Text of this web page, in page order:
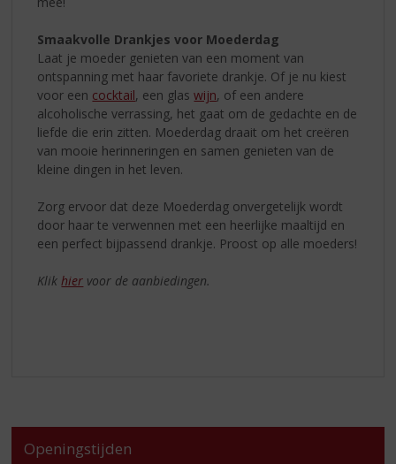
Smaakvolle Drankjes voor Moederdag
Laat je moeder genieten van een moment van
ontspanning met haar favoriete drankje. Of je nu kiest
voor een cocktail, een glaswijn, of een andere
alcoholische verrassing, het gaat om de gedachte en de
liefde die erin zitten. Moederdag draait om het creëren
van mooie herinneringen en samen genieten van de
kleine dingen in het leven.
Zorg ervoor dat deze Moederdag onvergetelijk wordt
door haar te verwennen met een heerlijke maaltijd en
een perfect bijpassend drankje. Proost op alle moeders!
Klikhier voor de aanbiedingen.
Openingstijden